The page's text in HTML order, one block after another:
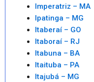
Imperatriz – MA
Ipatinga – MG
Itaberaí – GO
Itaboraí – RJ
Itabuna – BA
Itaituba – PA
Itajubá – MG